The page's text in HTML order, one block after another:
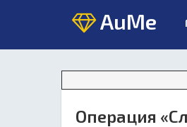
AuMe
Операция